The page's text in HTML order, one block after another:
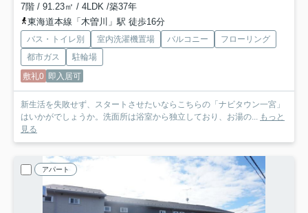
7階 / 91.23㎡ / 4LDK /築37年
東海道本線「木曽川」駅 徒歩16分
バス・トイレ別 室内洗濯機置場 バルコニー
フローリング
都市ガス
駐輪場
敷礼0 即入居可
新生活を失敗せず、スタートさせたいならこちらの「ナビタウン一宮」
はいかがでしょうか。洗面所は浴室から独立しており、お湯の... もっと
見る
アパート